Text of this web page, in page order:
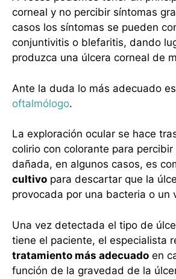
corneal y no percibir síntomas
casos los síntomas se pueden
conjuntivitis o blefaritis, dando
produzca una úlcera corneal de
Ante la duda lo más adecuado
oftalmólogo.
La exploración ocular se hace
colirio con colorante para percibir
dañada, en algunos casos, es
cultivo para descartar que la
provocada por una bacteria o un
Una vez detectada el tipo de
tiene el paciente, el especialista
tratamiento más adecuado en
función de la gravedad de la